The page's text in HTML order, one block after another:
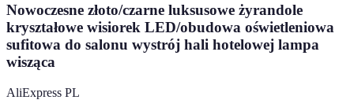
Nowoczesne złoto/czarne luksusowe żyrandole
kryształowe wisiorek LED/obudowa oświetleniowa
sufitowa do salonu wystrój hali hotelowej lampa
wisząca
AliExpress PL